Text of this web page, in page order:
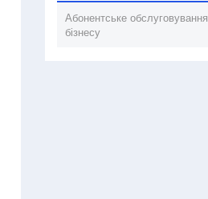
Абонентське обслуговування
бізнесу